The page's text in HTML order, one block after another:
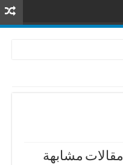
مقالات مشابهة